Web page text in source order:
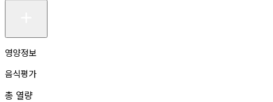
영양정보
음식평가
총 열량